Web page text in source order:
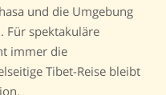
und die Umgebung
Für spektakuläre
immer die
Tibet-Reise bleibt